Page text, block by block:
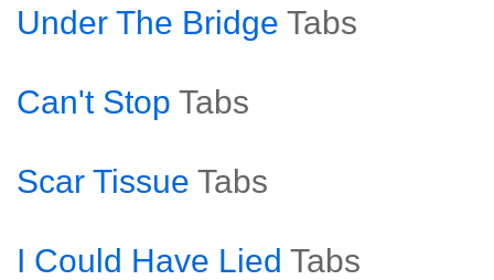
Under The Bridge Tabs
Can't Stop Tabs
Scar Tissue Tabs
I Could Have Lied Tabs